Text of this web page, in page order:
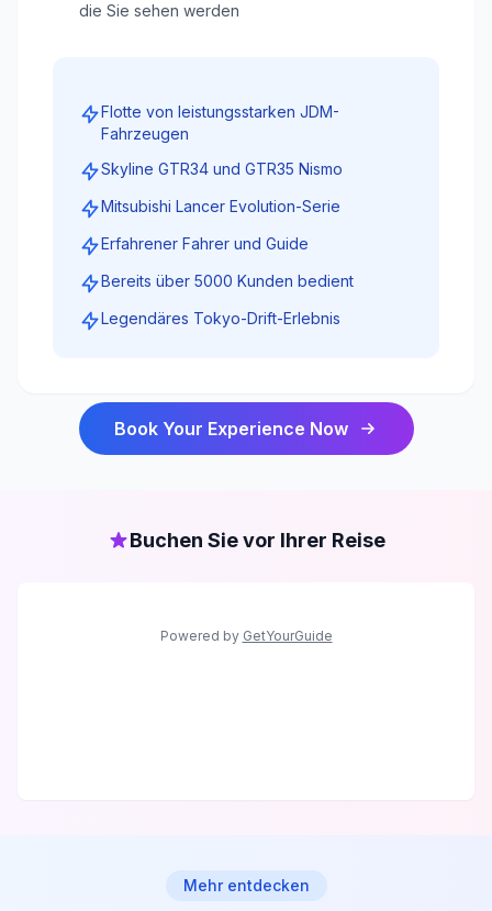
die Sie sehen werden
Flotte von leistungsstarken JDM-
Fahrzeugen
Skyline GTR34 und GTR35 Nismo
Mitsubishi Lancer Evolution-Serie
Erfahrener Fahrer und Guide
Bereits über 5000 Kunden bedient
Legendäres Tokyo-Drift-Erlebnis
Book Your Experience Now
Buchen Sie vor Ihrer Reise
Powered by GetYourGuide
Mehr entdecken